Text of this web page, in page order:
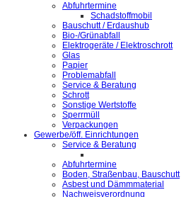
Abfuhrtermine
Schadstoffmobil
Bauschutt / Erdaushub
Bio-/Grünabfall
Elektrogeräte / Elektroschrott
Glas
Papier
Problemabfall
Service & Beratung
Schrott
Sonstige Wertstoffe
Sperrmüll
Verpackungen
Gewerbe/öff. Einrichtungen
Service & Beratung
Abfuhrtermine
Boden, Straßenbau, Bauschutt
Asbest und Dämmmaterial
Nachweisverordnung